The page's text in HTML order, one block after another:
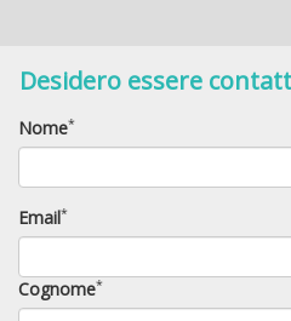
Desidero essere
Nome*
Email*
Cognome*